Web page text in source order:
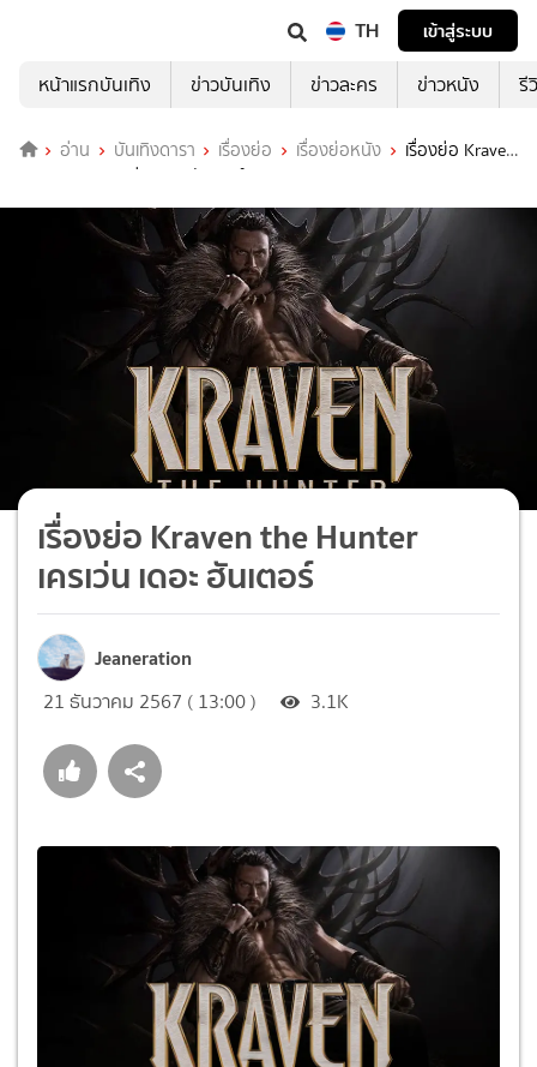
TH
เข้าสู่ระบบ
หน้าแรกบันเทิง
ข่าวบันเทิง ข่าวละคร ข่าวหนัง รี
อ่าน บันเทิงดารา เรื่องย่อ เรื่องย่อหนัง
เรื่องย่อ Kraven
the Hunter เครเว่น เดอะ ฮันเตอร์
เรื่องย่อ Kraven the Hunter
เครเว่น เดอะ ฮันเตอร์
Jeaneration
21 ธันวาคม 2567 ( 13:00 ) 3.1K